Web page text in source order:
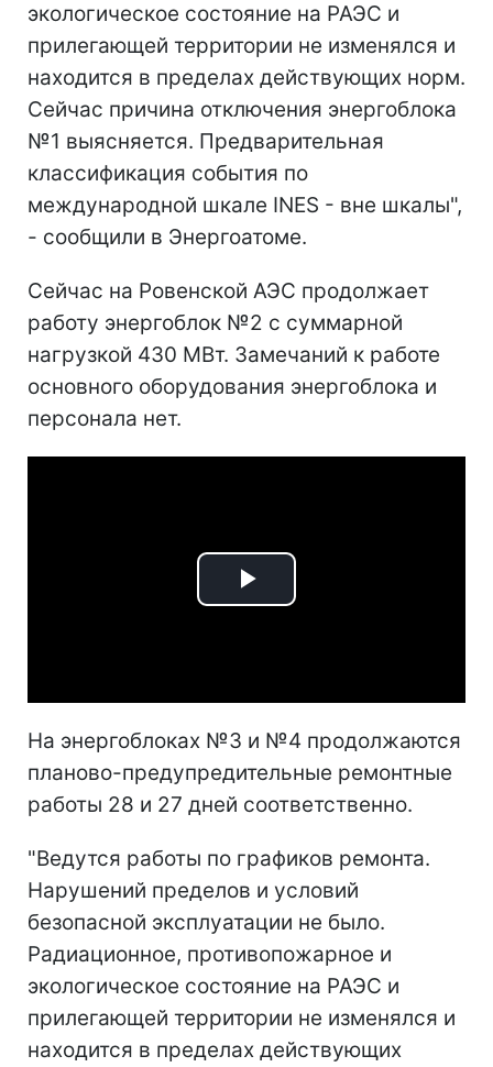
экологическое состояние на РАЭС и
прилегающей территории не изменялся и
находится в пределах действующих норм.
Сейчас причина отключения энергоблока
№1 выясняется. Предварительная
классификация события по
международной шкале INES - вне шкалы",
- сообщили в Энергоатоме.
Сейчас на Ровенской АЭС продолжает
работу энергоблок №2 с суммарной
нагрузкой 430 МВт. Замечаний к работе
основного оборудования энергоблока и
персонала нет.
Play
На энергоблоках №3 и №4 продолжаются
планово-предупредительные ремонтные
работы 28 и 27 дней соответственно.
"Ведутся работы по графиков ремонта.
Нарушений пределов и условий
безопасной эксплуатации не было.
Радиационное, противопожарное и
экологическое состояние на РАЭС и
прилегающей территории не изменялся и
находится в пределах действующих